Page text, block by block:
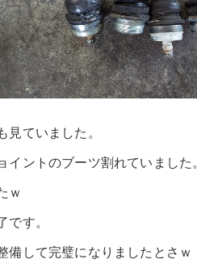
ていました。
ントのブーツ割れていました
ｗ
す。
備して完璧になりましたとさｗ